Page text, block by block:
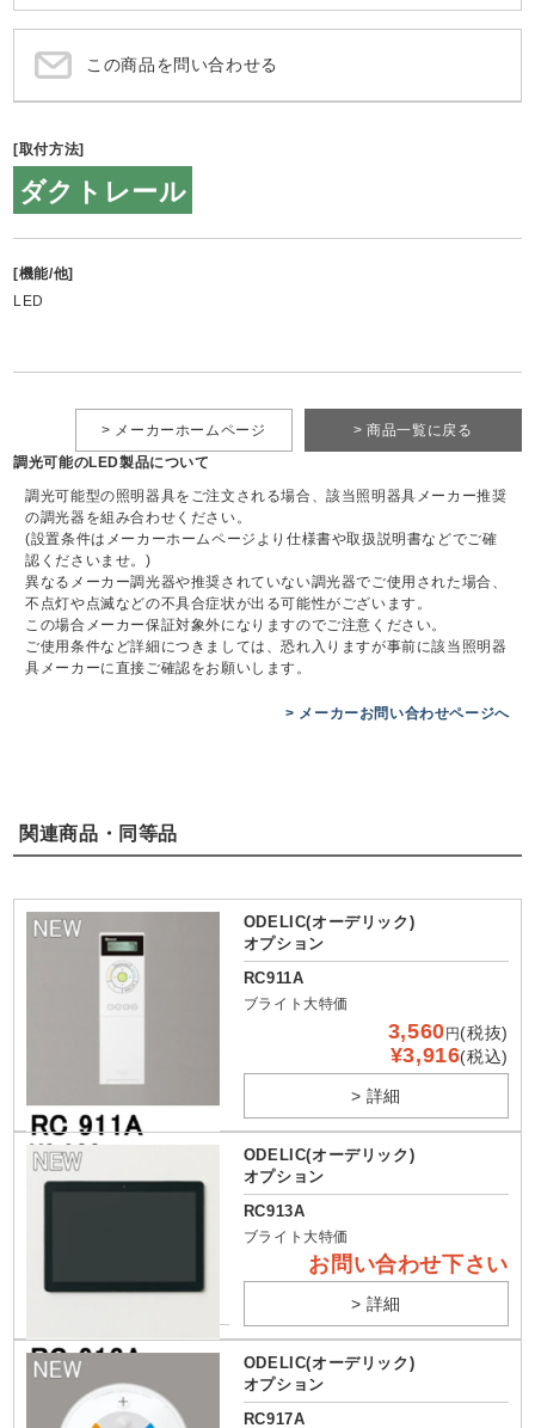
この商品を問い合わせる
[取付方法]
ダクトレール
[機能/他]
LED
> 商品一覧に戻る
> メーカーホームページ
調光可能のLED製品について
調光可能型の照明器具をご注文される場合、該当照明器具メーカー推奨
の調光器を組み合わせください。
(設置条件はメーカーホームページより仕様書や取扱説明書などでご確
認くださいませ。)
異なるメーカー調光器や推奨されていない調光器でご使用された場合、
不点灯や点滅などの不具合症状が出る可能性がございます。
この場合メーカー保証対象外になりますのでご注意ください。
ご使用条件など詳細につきましては、恐れ入りますが事前に該当照明器
具メーカーに直接ご確認をお願いします。
> メーカーお問い合わせページへ
関連商品・同等品
ODELIC(オーデリック)
オプション
RC911A
ブライト大特価
3,560 円 (税抜)
¥3,916(税込)
> 詳細
ODELIC(オーデリック)
オプション
RC913A
ブライト大特価
お問い合わせ下さい
> 詳細
ODELIC(オーデリック)
オプション
RC917A